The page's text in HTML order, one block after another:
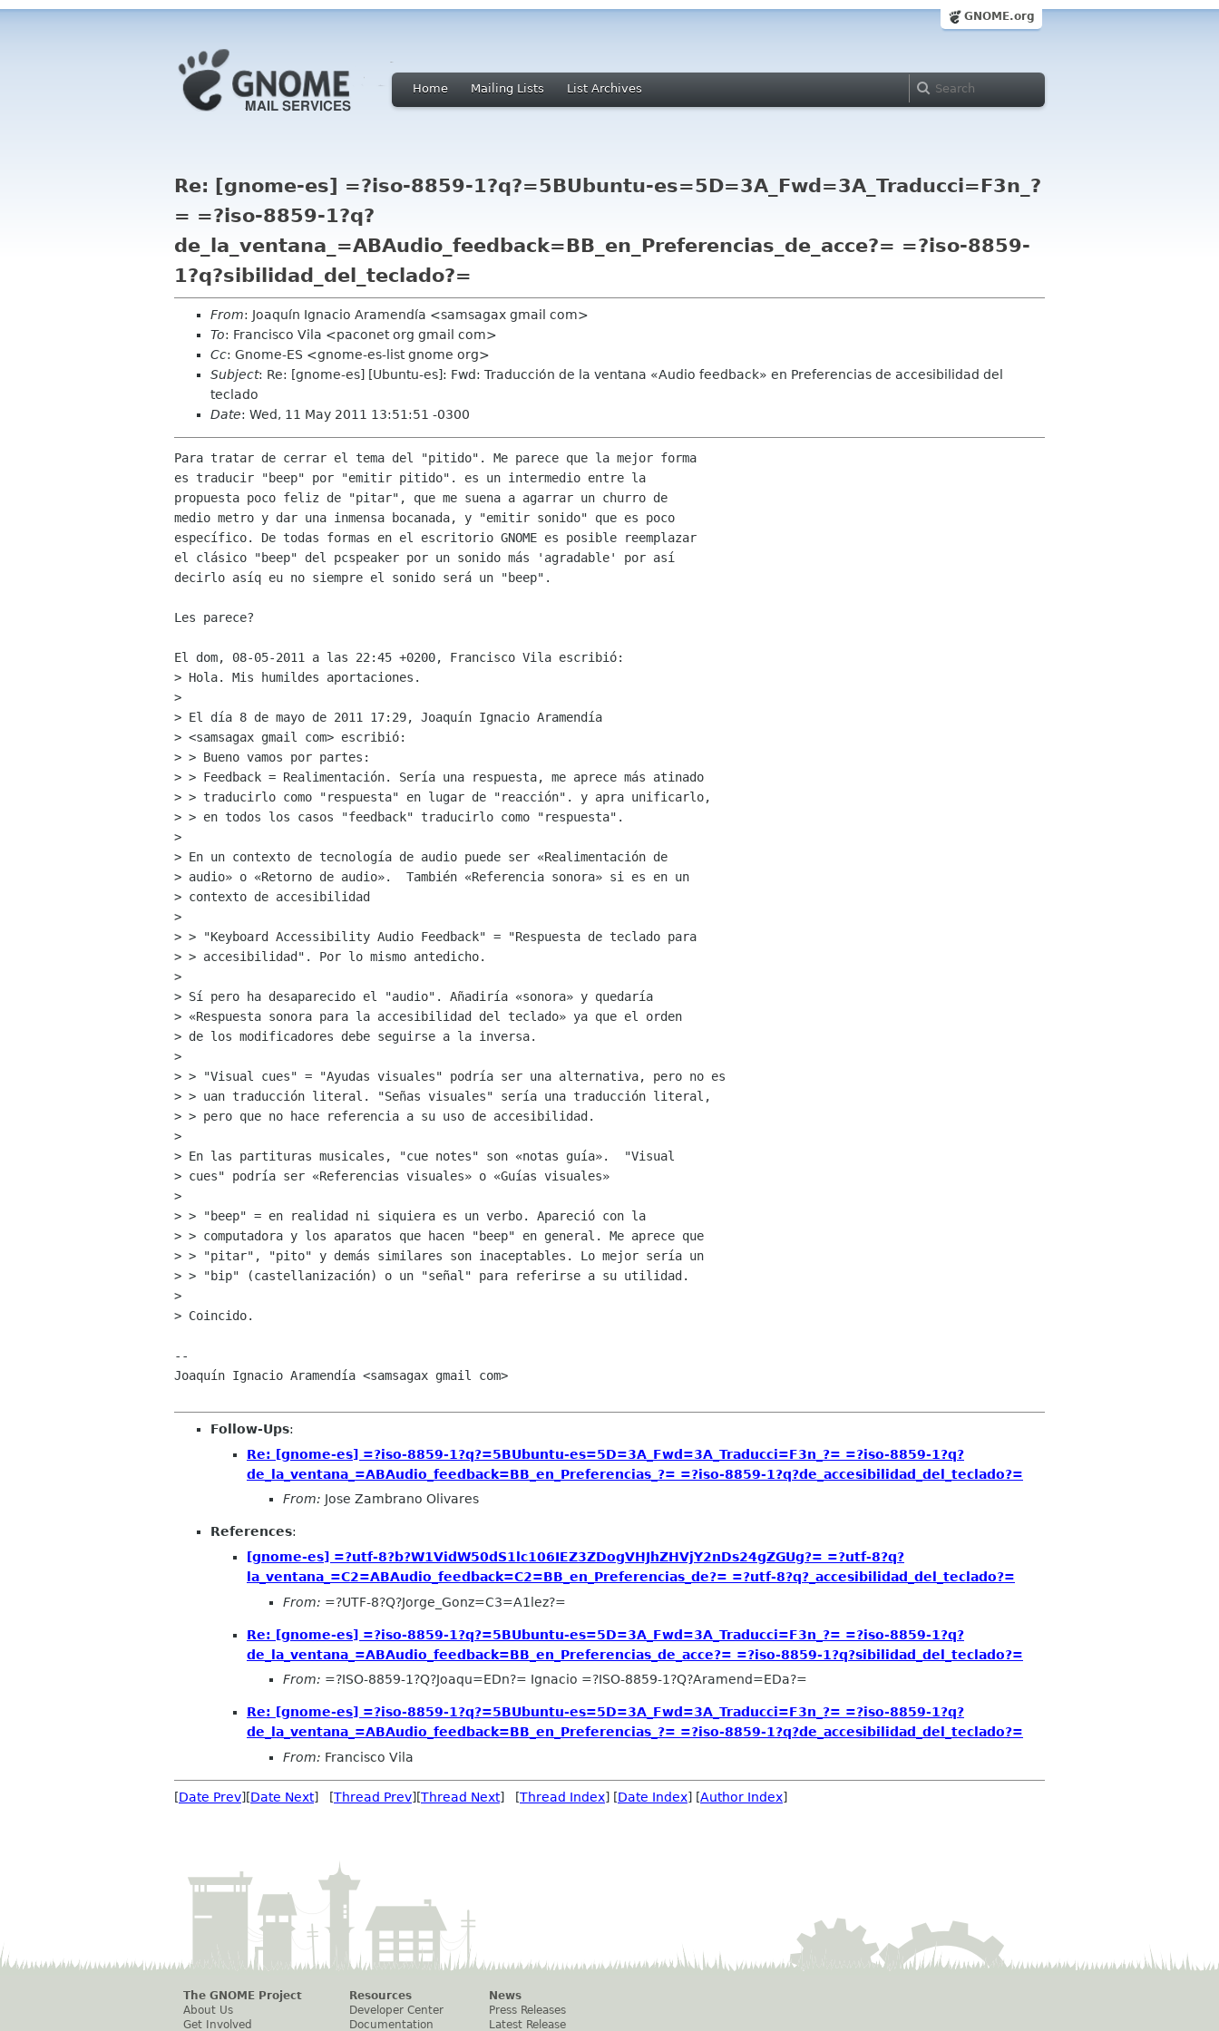
GNOME.org
Home Mailing Lists List Archives
Re: [gnome-es] =?iso-8859-1?q?=5BUbuntu-es=5D=3A_Fwd=3A_Traducci=F3n_?
= =?iso-8859-1?q?
de_la_ventana_=ABAudio_feedback=BB_en_Preferencias_de_acce?= =?iso-8859-
1?q?sibilidad_del_teclado?=
From: Joaquín Ignacio Aramendía <samsagax gmail com>
To: Francisco Vila <paconet org gmail com>
Cc: Gnome-ES <gnome-es-list gnome org>
Subject: Re: [gnome-es] [Ubuntu-es]: Fwd: Traducción de la ventana «Audio feedback» en Preferencias de accesibilidad del
teclado
Date: Wed, 11 May 2011 13:51:51 -0300
Para tratar de cerrar el tema del "pitido". Me parece que la mejor forma
es traducir "beep" por "emitir pitido". es un intermedio entre la
propuesta poco feliz de "pitar", que me suena a agarrar un churro de
medio metro y dar una inmensa bocanada, y "emitir sonido" que es poco
específico. De todas formas en el escritorio GNOME es posible reemplazar
el clásico "beep" del pcspeaker por un sonido más 'agradable' por así
decirlo asíq eu no siempre el sonido será un "beep".
Les parece?
El dom, 08-05-2011 a las 22:45 +0200, Francisco Vila escribió:
> Hola. Mis humildes aportaciones.
>
> El día 8 de mayo de 2011 17:29, Joaquín Ignacio Aramendía
> <samsagax gmail com> escribió:
> > Bueno vamos por partes:
> > Feedback = Realimentación. Sería una respuesta, me aprece más atinado
> > traducirlo como "respuesta" en lugar de "reacción". y apra unificarlo,
> > en todos los casos "feedback" traducirlo como "respuesta".
>
> En un contexto de tecnología de audio puede ser «Realimentación de
> audio» o «Retorno de audio».  También «Referencia sonora» si es en un
> contexto de accesibilidad
>
> > "Keyboard Accessibility Audio Feedback" = "Respuesta de teclado para
> > accesibilidad". Por lo mismo antedicho.
>
> Sí pero ha desaparecido el "audio". Añadiría «sonora» y quedaría
> «Respuesta sonora para la accesibilidad del teclado» ya que el orden
> de los modificadores debe seguirse a la inversa.
>
> > "Visual cues" = "Ayudas visuales" podría ser una alternativa, pero no es
> > uan traducción literal. "Señas visuales" sería una traducción literal,
> > pero que no hace referencia a su uso de accesibilidad.
>
> En las partituras musicales, "cue notes" son «notas guía».  "Visual
> cues" podría ser «Referencias visuales» o «Guías visuales»
>
> > "beep" = en realidad ni siquiera es un verbo. Apareció con la
> > computadora y los aparatos que hacen "beep" en general. Me aprece que
> > "pitar", "pito" y demás similares son inaceptables. Lo mejor sería un
> > "bip" (castellanización) o un "señal" para referirse a su utilidad.
>
> Coincido.
--
Joaquín Ignacio Aramendía <samsagax gmail com>
Follow-Ups:
Re: [gnome-es] =?iso-8859-1?q?=5BUbuntu-es=5D=3A_Fwd=3A_Traducci=F3n_?= =?iso-8859-1?q?
de_la_ventana_=ABAudio_feedback=BB_en_Preferencias_?= =?iso-8859-1?q?de_accesibilidad_del_teclado?=
From: Jose Zambrano Olivares
References:
[gnome-es] =?utf-8?b?W1VidW50dS1lc106IEZ3ZDogVHJhZHVjY2nDs24gZGUg?= =?utf-8?q?
la_ventana_=C2=ABAudio_feedback=C2=BB_en_Preferencias_de?= =?utf-8?q?_accesibilidad_del_teclado?=
From: =?UTF-8?Q?Jorge_Gonz=C3=A1lez?=
Re: [gnome-es] =?iso-8859-1?q?=5BUbuntu-es=5D=3A_Fwd=3A_Traducci=F3n_?= =?iso-8859-1?q?
de_la_ventana_=ABAudio_feedback=BB_en_Preferencias_de_acce?= =?iso-8859-1?q?sibilidad_del_teclado?=
From: =?ISO-8859-1?Q?Joaqu=EDn?= Ignacio =?ISO-8859-1?Q?Aramend=EDa?=
Re: [gnome-es] =?iso-8859-1?q?=5BUbuntu-es=5D=3A_Fwd=3A_Traducci=F3n_?= =?iso-8859-1?q?
de_la_ventana_=ABAudio_feedback=BB_en_Preferencias_?= =?iso-8859-1?q?de_accesibilidad_del_teclado?=
From: Francisco Vila
[Date Prev][Date Next] [Thread Prev][Thread Next] [Thread Index] [Date Index] [Author Index]
The GNOME Project
About Us
Get Involved
Resources
Developer Center
Documentation
News
Press Releases
Latest Release